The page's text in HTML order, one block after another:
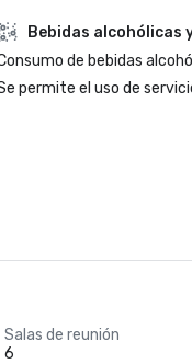
Bebidas alcohólicas
de bebidas
permite el uso de
Salas de reunión
6